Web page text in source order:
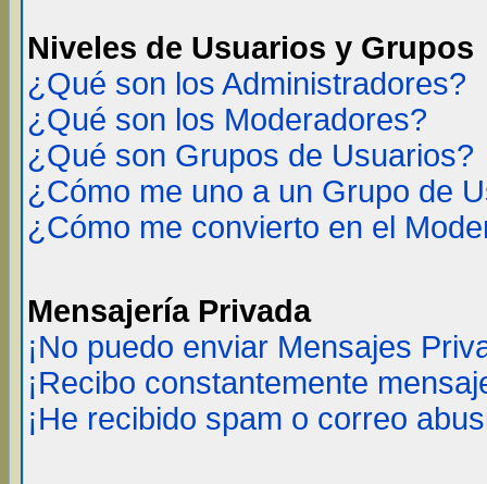
Niveles de Usuarios y Grupos
¿Qué son los Administradores?
¿Qué son los Moderadores?
¿Qué son Grupos de Usuarios?
¿Cómo me uno a un Grupo de
¿Cómo me convierto en el
Mensajería Privada
¡No puedo enviar Mensajes
¡Recibo constantemente
¡He recibido spam o correo